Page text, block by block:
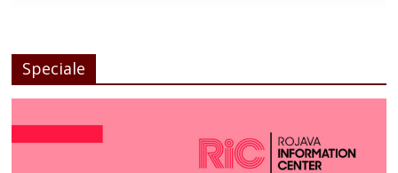
Speciale